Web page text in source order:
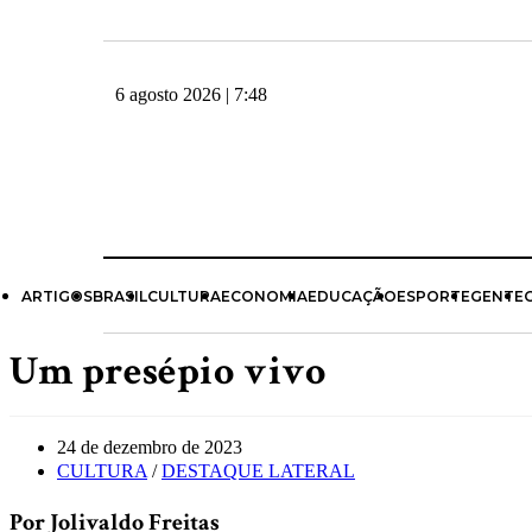
6 agosto 2026 | 7:48
ARTIGOSBRASILCULTURAECONOMIAEDUCAÇÃOESPORTEGENTE
Um presépio vivo
24 de dezembro de 2023
CULTURA / DESTAQUE LATERAL
Por Jolivaldo Freitas